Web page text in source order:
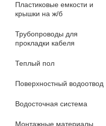
Пластиковые емкости и
крышки на ж/б
Трубопроводы для
прокладки кабеля
Теплый пол
Поверхностный водоотвод
Водосточная система
Монтажные материалы